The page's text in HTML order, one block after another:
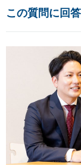
この質問に回